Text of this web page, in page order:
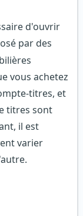
d'ouvrir
par des
vous achetez
titres, et
titres sont
il est
varier